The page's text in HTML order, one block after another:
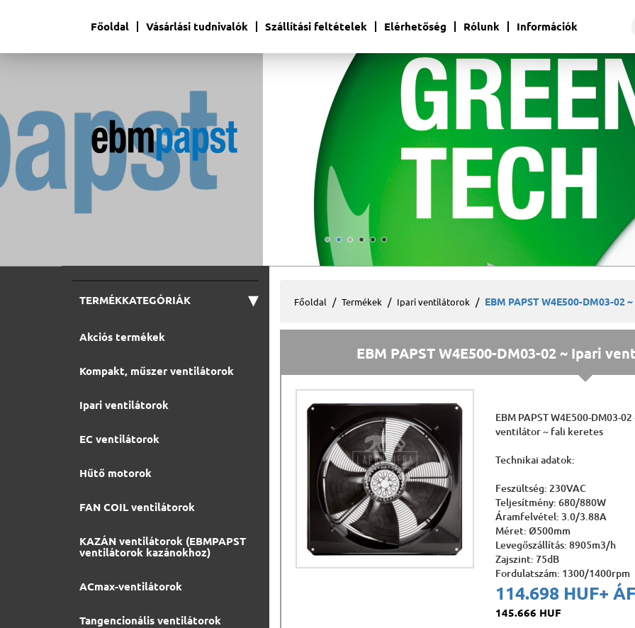
Főoldal Vásárlási tudnivalók Szállítási feltételek Elérhetőség Rólunk Információk
TERMÉKKATEGÓRIÁK ▾
Akciós termékek
Kompakt, műszer ventilátorok
Ipari ventilátorok
EC ventilátorok
Hűtő motorok
FAN COIL ventilátorok
KAZÁN ventilátorok (EBMPAPST
ventilátorok kazánokhoz)
ACmax-ventilátorok
Tangencionális ventilátorok
Főoldal Termékek Ipari ventilátorok EBM PAPST W4E500-DM03-02
EBM PAPST W4E500-DM03-02 ~ Ipari
EBM PAPST W4E500-DM03-
ventilátor ~ fali keretes
Technikai adatok:
Feszültség: 230VAC
Teljesítmény: 680/880W
Áramfelvétel: 3.0/3.88A
Méret: Ø500mm
Levegőszállítás: 8905m3/h
Zajszint: 75dB
Fordulatszám: 1300/1400rpm
114.698 HUF+
145.666 HUF